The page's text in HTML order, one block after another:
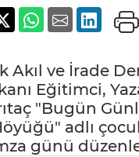
Akıl ve İrade
Eğitimci,
"Bugün
adlı
günü